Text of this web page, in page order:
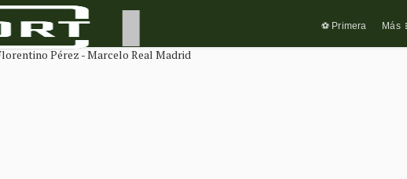
⚽ Primera Más